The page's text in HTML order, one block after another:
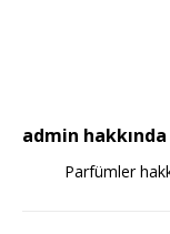
admin hakkında
Parfümler